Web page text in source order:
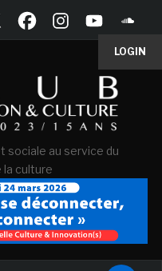
LOGIN
sociale au service du
la culture